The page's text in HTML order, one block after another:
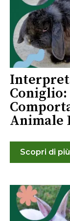
Animale
Scopri di più